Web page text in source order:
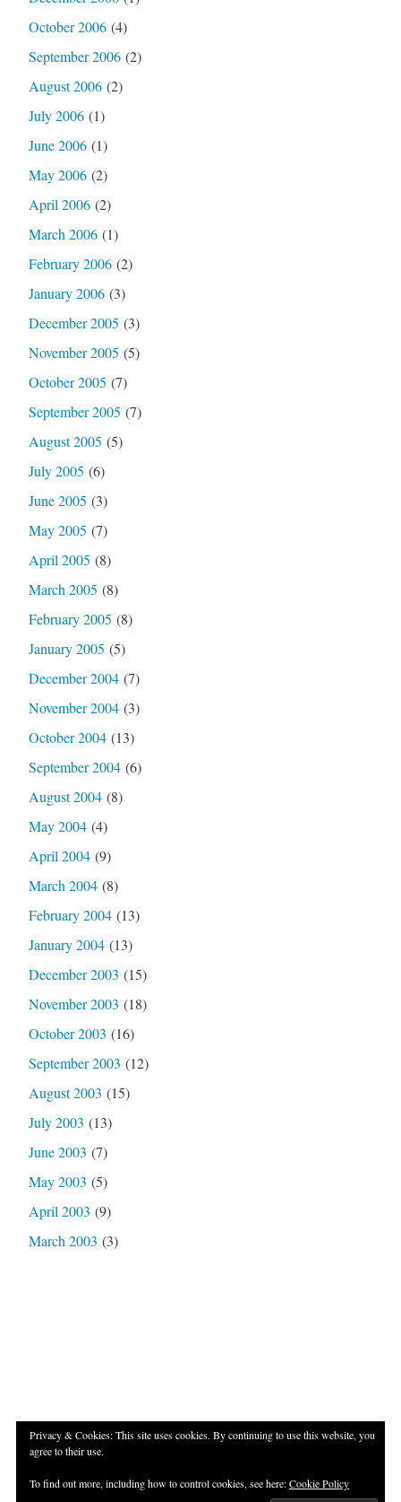
October 2006(4)
September 2006(2)
August 2006(2)
July 2006(1)
June 2006(1)
May 2006(2)
April 2006(2)
March 2006(1)
February 2006(2)
January 2006(3)
December 2005 (3)
November 2005 (5)
October 2005 (7)
September 2005 (7)
August 2005 (5)
July 2005 (6)
June 2005 (3)
May 2005 (7)
April 2005 (8)
March 2005 (8)
February 2005 (8)
January 2005 (5)
December 2004(7)
November 2004(3)
October 2004(13)
September 2004(6)
August 2004(8)
May 2004(4)
April 2004(9)
March 2004(8)
February 2004(13)
January 2004(13)
December 2003 (15)
November 2003 (18)
October 2003 (16)
September 2003 (12)
August 2003 (15)
July 2003 (13)
June 2003 (7)
May 2003 (5)
April 2003 (9)
March 2003 (3)
Publisher 2 by
Raam Dev.
Privacy & Cookies: This site uses cookies. By continuing to use this website, you
agree to their use.
To find out more, including how to control cookies, see here:Cookie Policy